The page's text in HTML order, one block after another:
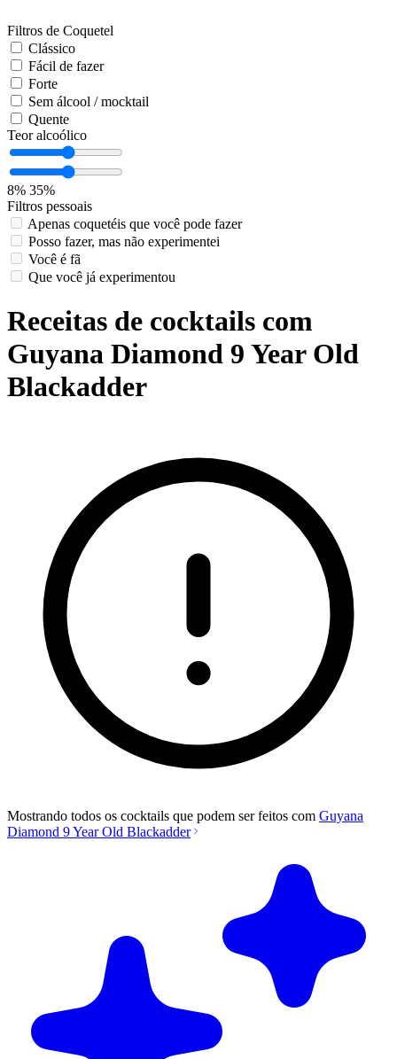
Filtros de Coquetel
Clássico
Fácil de fazer
Forte
Sem álcool / mocktail
Quente
Teor alcoólico
8% 35%
Filtros pessoais
Apenas coquetéis que você pode fazer
Posso fazer, mas não experimentei
Você é fã
Que você já experimentou
Receitas de cocktails com
Guyana Diamond 9 Year Old
Blackadder
Mostrando todos os cocktails que podem ser feitos com Guyana
Diamond 9 Year Old Blackadder